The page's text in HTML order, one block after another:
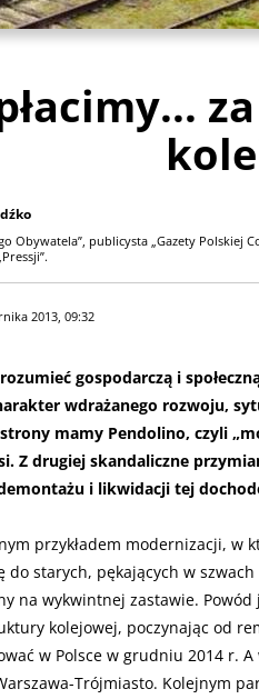
Obywatela”, publicysta „Gazety Polskiej
2013, 09:32
gospodarczą i
wdrażanego rozwoju,
mamy Pendolino, czyli
Z drugiej skandaliczne
i likwidacji tej
przykładem modernizacji, w
do starych, pękających w
na wykwintnej zastawie.
kolejowej, poczynając od
w Polsce w grudniu 2014 r.
Trójmiasto. Kolejnym